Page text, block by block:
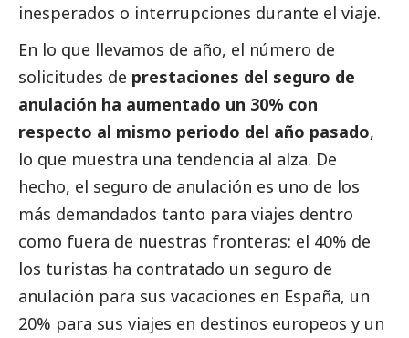
inesperados o interrupciones durante el viaje.
En lo que llevamos de año, el número de
solicitudes de prestaciones del seguro de
anulación ha aumentado un 30% con
respecto al mismo periodo del año pasado,
lo que muestra una tendencia al alza. De
hecho, el seguro de anulación es uno de los
más demandados tanto para viajes dentro
como fuera de nuestras fronteras: el 40% de
los turistas ha contratado un seguro de
anulación para sus vacaciones en España, un
20% para sus viajes en destinos europeos y un